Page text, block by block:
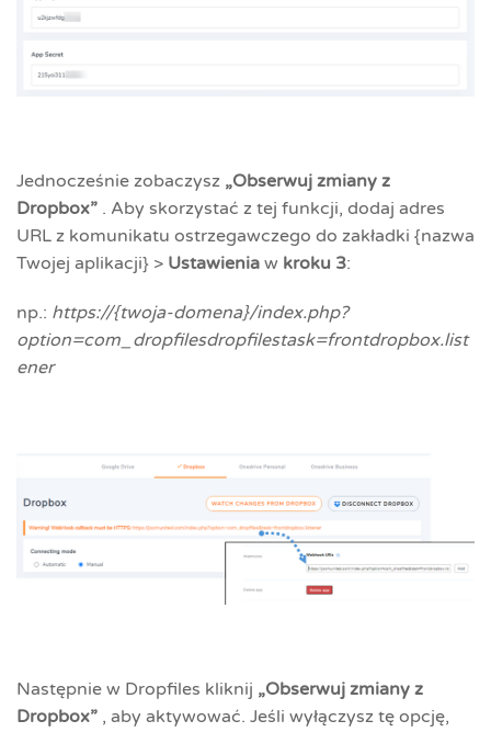
Jednocześnie zobaczysz „Obserwuj zmiany z
Dropbox” . Aby skorzystać z tej funkcji, dodaj adres
URL z komunikatu ostrzegawczego do zakładki {nazwa
Twojej aplikacji} > Ustawienia w kroku 3:
np.: https://{twoja-domena}/index.php?
option=com_dropfilesdropfilestask=frontdropbox.list
ener
Następnie w Dropfiles kliknij „Obserwuj zmiany z
Dropbox” , aby aktywować. Jeśli wyłączysz tę opcję,